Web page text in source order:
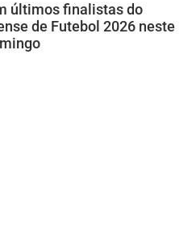
últimos finalistas do
de Futebol 2026 neste